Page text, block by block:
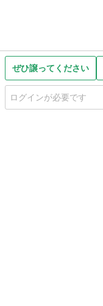
ぜひ譲ってください